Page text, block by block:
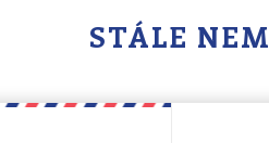
STÁLE